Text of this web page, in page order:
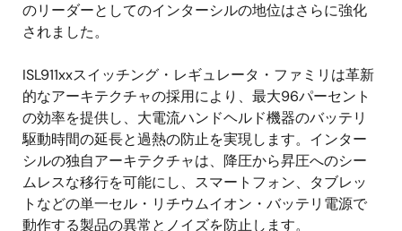
のリーダーとしてのインターシルの地位はさらに強化
されました。
ISL911xxスイッチング・レギュレータ・ファミリは革新
的なアーキテクチャの採用により、最大96パーセント
の効率を提供し、大電流ハンドヘルド機器のバッテリ
駆動時間の延長と過熱の防止を実現します。インター
シルの独自アーキテクチャは、降圧から昇圧へのシー
ムレスな移行を可能にし、スマートフォン、タブレッ
トなどの単一セル・リチウムイオン・バッテリ電源で
動作する製品の異常とノイズを防止します。